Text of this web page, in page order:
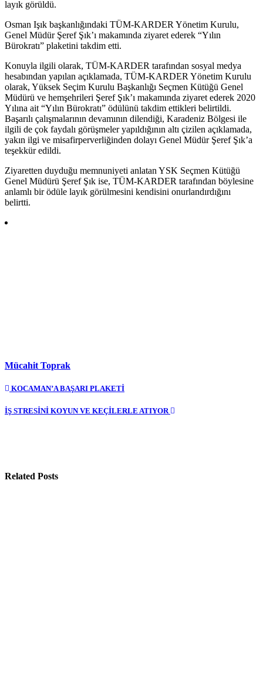
layık görüldü.
Osman Işık başkanlığındaki TÜM-KARDER Yönetim Kurulu,
Genel Müdür Şeref Şık’ı makamında ziyaret ederek “Yılın
Bürokratı” plaketini takdim etti.
Konuyla ilgili olarak, TÜM-KARDER tarafından sosyal medya
hesabından yapılan açıklamada, TÜM-KARDER Yönetim Kurulu
olarak, Yüksek Seçim Kurulu Başkanlığı Seçmen Kütüğü Genel
Müdürü ve hemşehrileri Şeref Şık’ı makamında ziyaret ederek 2020
Yılına ait “Yılın Bürokratı” ödülünü takdim ettikleri belirtildi.
Başarılı çalışmalarının devamının dilendiği, Karadeniz Bölgesi ile
ilgili de çok faydalı görüşmeler yapıldığının altı çizilen açıklamada,
yakın ilgi ve misafirperverliğinden dolayı Genel Müdür Şeref Şık’a
teşekkür edildi.
Ziyaretten duyduğu memnuniyeti anlatan YSK Seçmen Kütüğü
Genel Müdürü Şeref Şık ise, TÜM-KARDER tarafından böylesine
anlamlı bir ödüle layık görülmesini kendisini onurlandırdığını
belirtti.
Mücahit Toprak
Yazı
gezinmesi
KOCAMAN’A BAŞARI PLAKETİ
İŞ STRESİNİ KOYUN VE KEÇİLERLE ATIYOR
Related Posts